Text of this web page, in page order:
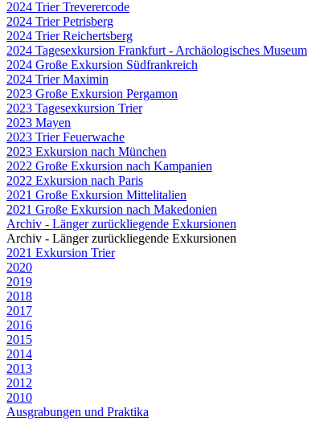
2024 Trier Treverercode
2024 Trier Petrisberg
2024 Trier Reichertsberg
2024 Tagesexkursion Frankfurt - Archäologisches Museum
2024 Große Exkursion Südfrankreich
2024 Trier Maximin
2023 Große Exkursion Pergamon
2023 Tagesexkursion Trier
2023 Mayen
2023 Trier Feuerwache
2023 Exkursion nach München
2022 Große Exkursion nach Kampanien
2022 Exkursion nach Paris
2021 Große Exkursion Mittelitalien
2021 Große Exkursion nach Makedonien
Archiv - Länger zurückliegende Exkursionen
Archiv - Länger zurückliegende Exkursionen
2021 Exkursion Trier
2020
2019
2018
2017
2016
2015
2014
2013
2012
2010
Ausgrabungen und Praktika